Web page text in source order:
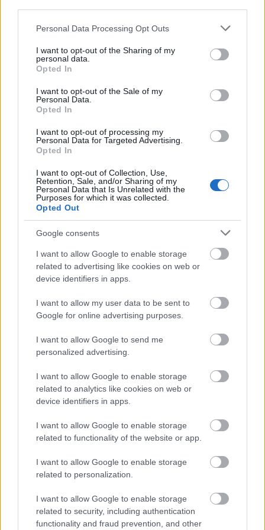
Please note that this website/app uses one or more Google
not limited to your visit or usage behaviour. You may click to
grant or deny consent to Google and its third-party tags to
use your data for below specified purposes in below Google
consent section.
Personal Data Processing Opt Outs
I want to opt-out of the Sharing of my
personal data.
Opted In
I want to opt-out of the Sale of my
Personal Data.
Opted In
I want to opt-out of processing my
Personal Data for Targeted Advertising.
Opted In
I want to opt-out of Collection, Use,
Retention, Sale, and/or Sharing of my
Personal Data that Is Unrelated with the
Purposes for which it was collected.
Opted Out
Google consents
I want to allow Google to enable storage
related to advertising like cookies on web or
device identifiers in apps.
I want to allow my user data to be sent to
Google for online advertising purposes.
I want to allow Google to send me
personalized advertising.
I want to allow Google to enable storage
related to analytics like cookies on web or
device identifiers in apps.
I want to allow Google to enable storage
related to functionality of the website or app.
I want to allow Google to enable storage
related to personalization.
I want to allow Google to enable storage
related to security, including authentication
functionality and fraud prevention, and other
Bab-díjat a XIV. Magyar
Táncfesztiválról
szinhaz szerk.• 2018. június 26.
átszőtt táncjátéka a legfiatalabb nézők szavazata
alapján nyerte el a díjat.
Maximalizmus és egy picit „more”
Balettel Diamond című darabját. A világ sok táján
alkotó koreográfus beszélt az előadásról.